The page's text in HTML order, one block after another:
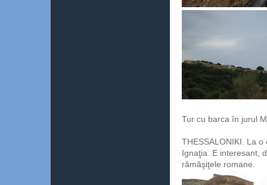
Tur cu barca în jurul
THESSALONIKI. La
Ignaţia. E interesant,
rămăşiţele romane.